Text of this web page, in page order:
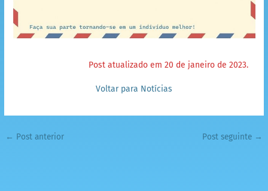
Post atualizado em 20 de janeiro de 2023.
Voltar para Notícias
← Post anterior Post seguinte →